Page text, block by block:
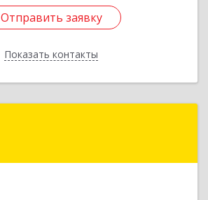
Отправить заявку
Показать контакты
Отправить заявку
Назад